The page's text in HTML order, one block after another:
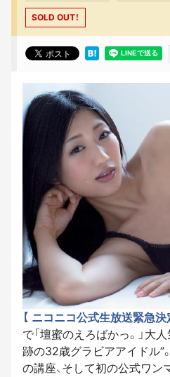
SOLD OUT！
【 ニコニコ公式生放送緊急決定
で「壇蜜のえろばかっ。」大
跡の32歳グラビアアイドル”
の講座、そして初の公式ワン